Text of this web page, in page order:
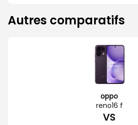
Autres comparatifs
oppo
reno16 f
VS